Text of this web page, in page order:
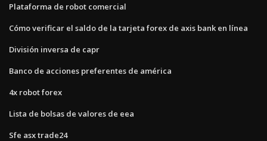
Plataforma de robot comercial
Cómo verificar el saldo de la tarjeta forex de axis bank en línea
División inversa de capr
Banco de acciones preferentes de américa
4x robot forex
Lista de bolsas de valores de eea
Sfe asx trade24